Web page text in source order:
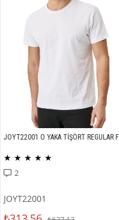
★ ★ ★ ★ ★
2
JOYT22001